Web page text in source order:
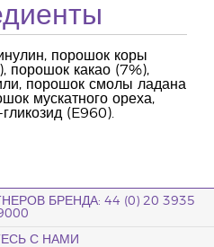
порошок коры
порошок какао (7%),
порошок смолы ладана
мускатного ореха,
(E960).
БРЕНДА: 44 (0) 20 3935
С НАМИ